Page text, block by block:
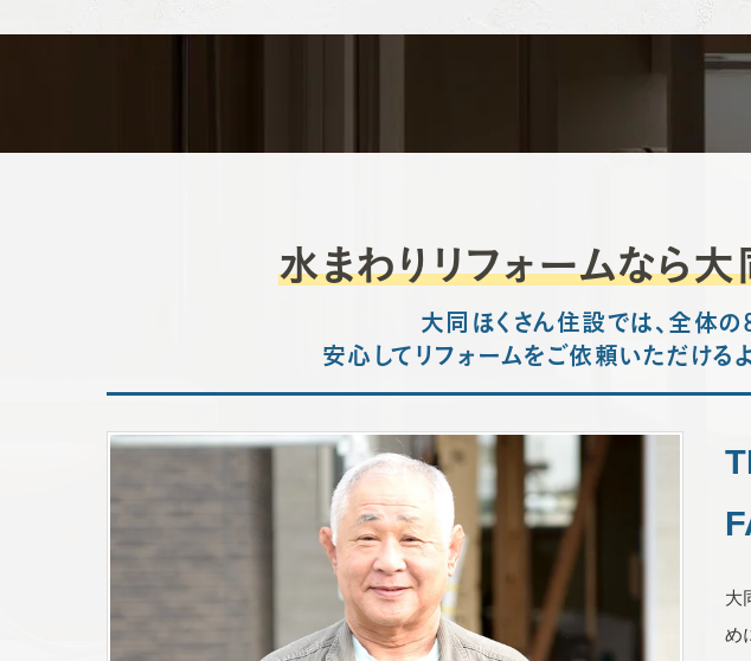
当社は、個人情報の保護に関する日本の法令、その他の規範を遵守するとともに
大同ほくさん住設 / お問い合わせ窓口
〒869-0457 熊本県宇土市宮庄町88-8
水まわりリフォームなら
大同ほくさん住設では、全体の
安心してリフォームをご依頼いただける
大
め